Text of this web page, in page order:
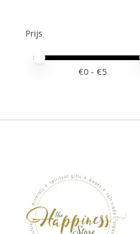
Prijs
Minimale prijswaarde
Price maximum value
€0 - €5